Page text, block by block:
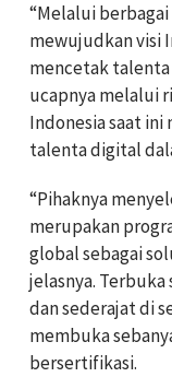
“Melalui
mewujudkan visi
mencetak
ucapnya melalui
Indonesia saat
talenta digital
“Pihaknya
merupakan
global sebagai
jelasnya. Terbuka
dan sederajat di
membuka
bersertifikasi.